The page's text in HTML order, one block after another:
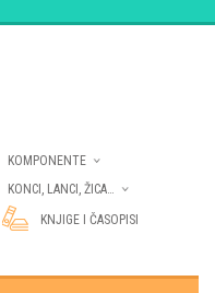
KOMPONENTE
KONCI, LANCI, ŽICA…
KNJIGE I ČASOPISI